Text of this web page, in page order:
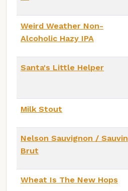
Weird Weather Non-
Alcoholic Hazy IPA
Santa's Little Helper
Milk Stout
Nelson Sauvignon / Sauvin
Brut
Wheat Is The New Hops